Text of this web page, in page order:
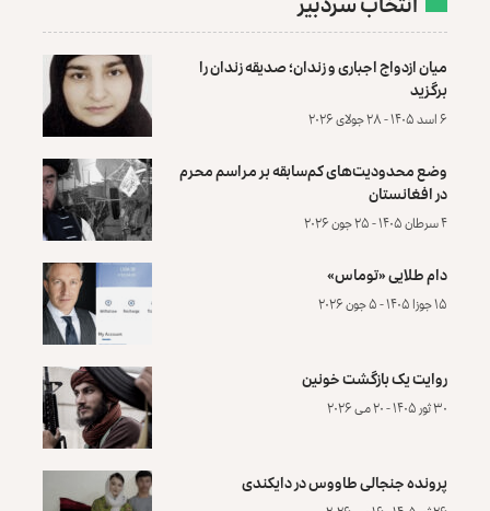
میان ازدواج اجباری و زندان؛ صدیقه زندان را
برگزید
۶ اسد ۱۴۰۵ - ۲۸ جولای ۲۰۲۶
وضع محدودیت‌های کم‌سابقه بر مراسم محرم
در افغانستان
۴ سرطان ۱۴۰۵ - ۲۵ جون ۲۰۲۶
دام طلایی «توماس»
۱۵ جوزا ۱۴۰۵ - ۵ جون ۲۰۲۶
روایت یک بازگشت خونین
۳۰ ثور ۱۴۰۵ - ۲۰ می ۲۰۲۶
پرونده‌ جنجالی طاووس در دایکندی